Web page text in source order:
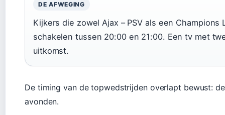
DE AFWEGING
Kijkers die zowel Ajax – PSV als een
schakelen tussen 20:00 en 21:00. Een tv met
uitkomst.
De timing van de topwedstrijden overlapt bewust:
avonden.